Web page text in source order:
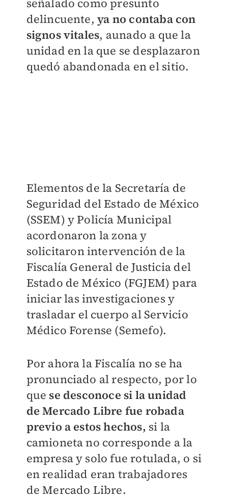
señalado como presunto
delincuente,ya no contaba con
signos vitales, aunado a que la
unidad en la que se desplazaron
quedó abandonada en el sitio.
Elementos de la Secretaría de
Seguridad del Estado de México
(SSEM) y Policía Municipal
acordonaron la zona y
solicitaron intervención de la
Fiscalía General de Justicia del
Estado de México (FGJEM) para
iniciar las investigaciones y
trasladar el cuerpo al Servicio
Médico Forense (Semefo).
Por ahora la Fiscalía no se ha
pronunciado al respecto, por lo
que se desconoce si la unidad
de Mercado Libre fue robada
previo a estos hechos, si la
camioneta no corresponde a la
empresa y solo fue rotulada, o si
en realidad eran trabajadores
de Mercado Libre.